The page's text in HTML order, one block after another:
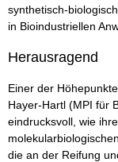
synthetisch-
in Bioindustriellen
Herausragend
Einer der
Hayer-Hartl (MPI für
eindrucksvoll, wie
die an der Reifung